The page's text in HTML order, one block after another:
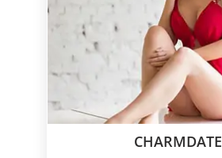
CHARMDATE